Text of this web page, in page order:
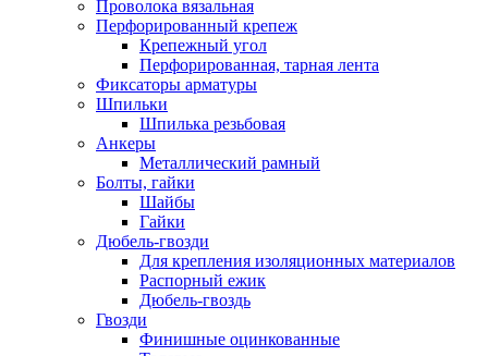
Проволока вязальная
Перфорированный крепеж
Крепежный угол
Перфорированная, тарная лента
Фиксаторы арматуры
Шпильки
Шпилька резьбовая
Анкеры
Металлический рамный
Болты, гайки
Шайбы
Гайки
Дюбель-гвозди
Для крепления изоляционных материалов
Распорный ежик
Дюбель-гвоздь
Гвозди
Финишные оцинкованные